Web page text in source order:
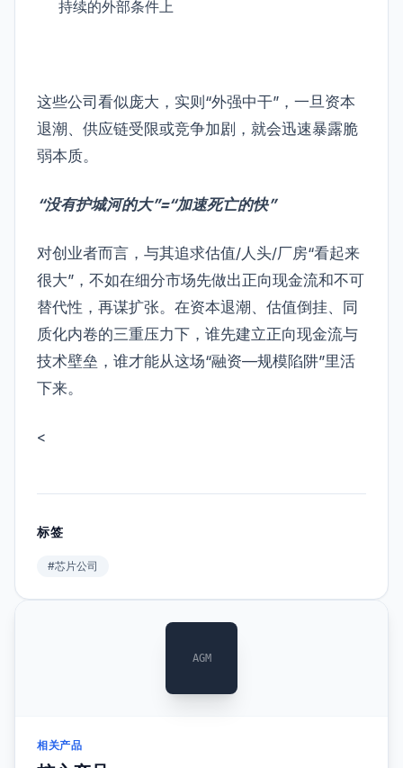
持续的外部条件上
这些公司看似庞大，实则“外强中干”，一旦资本
退潮、供应链受限或竞争加剧，就会迅速暴露脆
弱本质。
“没有护城河的大”=“加速死亡的快”
对创业者而言，与其追求估值/人头/厂房“看起来
很大”，不如在细分市场先做出正向现金流和不可
替代性，再谋扩张。在资本退潮、估值倒挂、同
质化内卷的三重压力下，谁先建立正向现金流与
技术壁垒，谁才能从这场“融资—规模陷阱”里活
下来。
<
标签
#芯片公司
AGM
相关产品